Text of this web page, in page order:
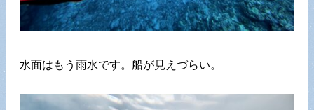
水面はもう雨水です。船が見えづらい。